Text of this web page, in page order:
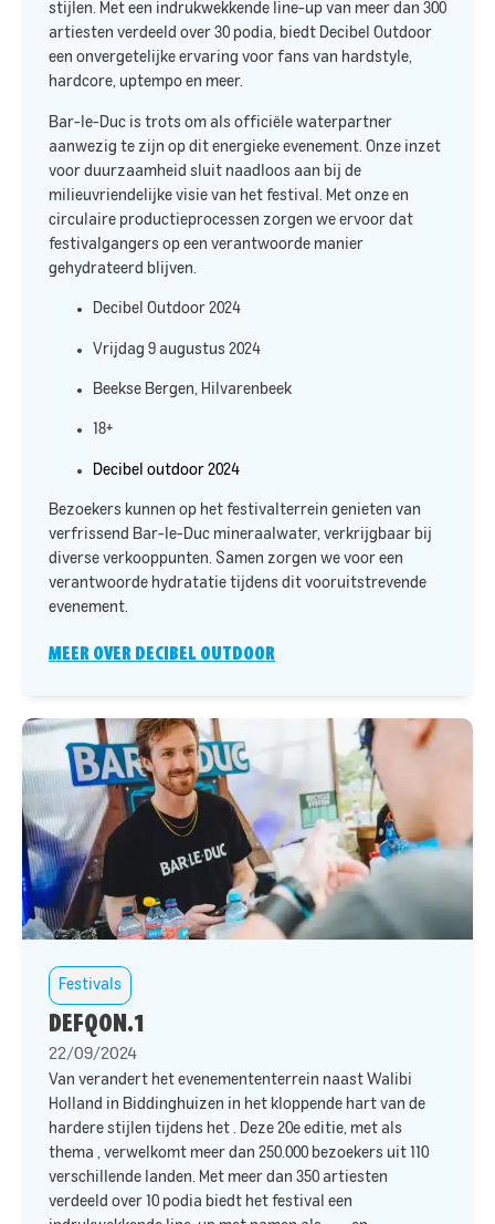
stijlen. Met een indrukwekkende line-up van meer dan 300
artiesten verdeeld over 30 podia, biedt Decibel Outdoor
een onvergetelijke ervaring voor fans van hardstyle,
hardcore, uptempo en meer.​
Bar-le-Duc is trots om als officiële waterpartner
aanwezig te zijn op dit energieke evenement. Onze inzet
voor duurzaamheid sluit naadloos aan bij de
milieuvriendelijke visie van het festival. Met onze en
circulaire productieprocessen zorgen we ervoor dat
festivalgangers op een verantwoorde manier
gehydrateerd blijven.​
Decibel Outdoor 2024
Vrijdag 9 augustus 2024
Beekse Bergen, Hilvarenbeek
18+
Decibel outdoor 2024
Bezoekers kunnen op het festivalterrein genieten van
verfrissend Bar-le-Duc mineraalwater, verkrijgbaar bij
diverse verkooppunten. Samen zorgen we voor een
verantwoorde hydratatie tijdens dit vooruitstrevende
evenement.
MEER OVER DECIBEL OUTDOOR
Festivals
DEFQON.1
22/09/2024
Van verandert het evenemententerrein naast Walibi
Holland in Biddinghuizen in het kloppende hart van de
hardere stijlen tijdens het
. Deze 20e editie, met als
thema
, verwelkomt meer dan 250.000 bezoekers uit 110
verschillende landen. Met meer dan 350 artiesten
verdeeld over 10 podia biedt het festival een